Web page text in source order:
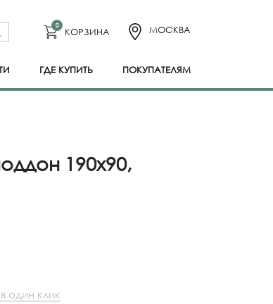
0
КОРЗИНА МОСКВА
ГДЕ КУПИТЬ ПОКУПАТЕЛЯМ
190x90,
один клик